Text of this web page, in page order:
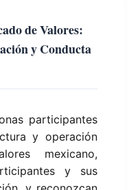
de Valores:
y Conducta
participantes
y operación
mexicano,
y sus